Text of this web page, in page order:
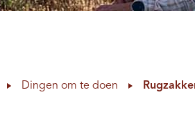
Dingen om te doen